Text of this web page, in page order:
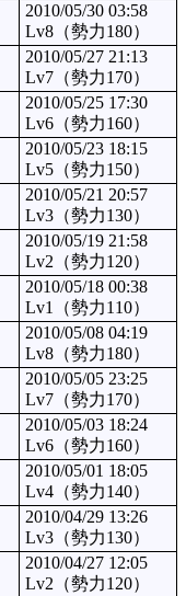
2010/05/30 03:58
Lv8（勢力180）
2010/05/27 21:13
Lv7（勢力170）
2010/05/25 17:30
Lv6（勢力160）
2010/05/23 18:15
Lv5（勢力150）
2010/05/21 20:57
Lv3（勢力130）
2010/05/19 21:58
Lv2（勢力120）
2010/05/18 00:38
Lv1（勢力110）
2010/05/08 04:19
Lv8（勢力180）
2010/05/05 23:25
Lv7（勢力170）
2010/05/03 18:24
Lv6（勢力160）
2010/05/01 18:05
Lv4（勢力140）
2010/04/29 13:26
Lv3（勢力130）
2010/04/27 12:05
Lv2（勢力120）